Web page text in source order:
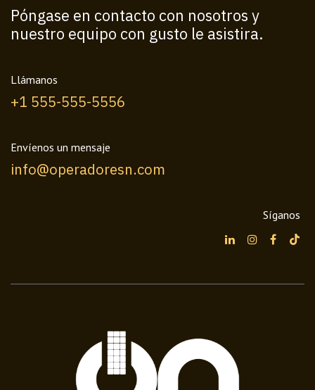
Póngase en contacto con nosotros y
nuestro equipo con gusto le asistira.
Llámanos
+1 555-555-5556
Envíenos un mensaje
info@operadoresn.com
Síganos